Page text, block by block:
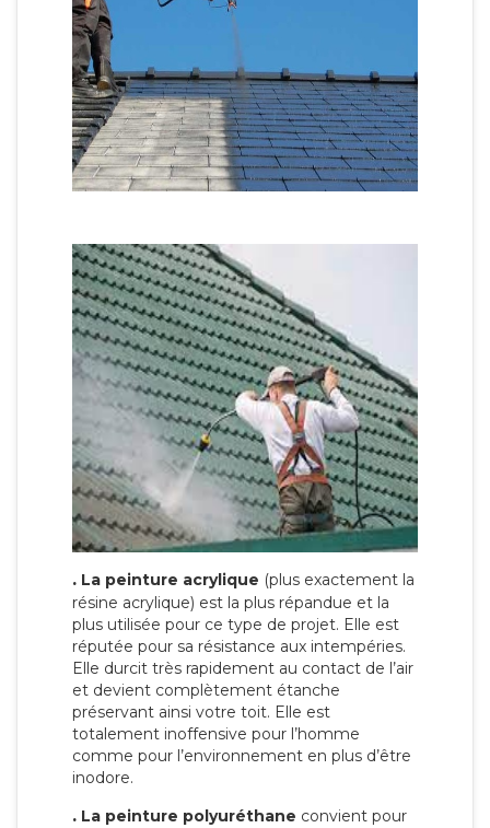
. La peinture acrylique (plus exactement la
résine acrylique) est la plus répandue et la
plus utilisée pour ce type de projet. Elle est
réputée pour sa résistance aux intempéries.
Elle durcit très rapidement au contact de l’air
et devient complètement étanche
préservant ainsi votre toit. Elle est
totalement inoffensive pour l’homme
comme pour l’environnement en plus d’être
inodore.
. La peinture polyuréthane convient pour